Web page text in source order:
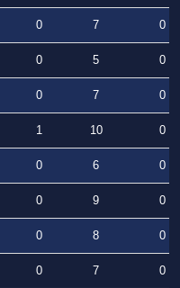
0 7
0
0 5
0
0 7
0
1 10
0
0 6
0
0 9
0
0 8
0
0 7
0